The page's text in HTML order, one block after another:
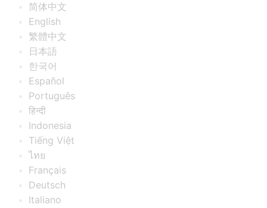
简体中文
English
繁體中文
日本語
한국어
Español
Português
हिन्दी
Indonesia
Tiếng Việt
ไทย
Français
Deutsch
Italiano